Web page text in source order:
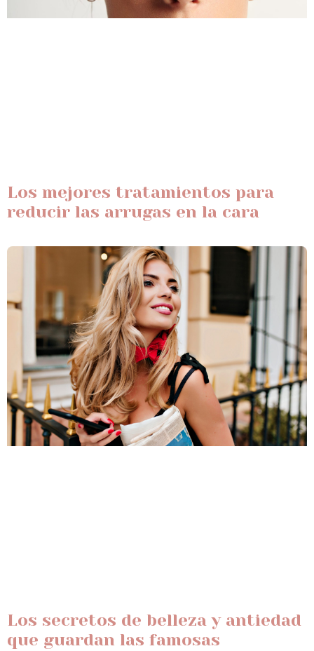
Los mejores tratamientos para
reducir las arrugas en la cara
Los secretos de belleza y antiedad
que guardan las famosas